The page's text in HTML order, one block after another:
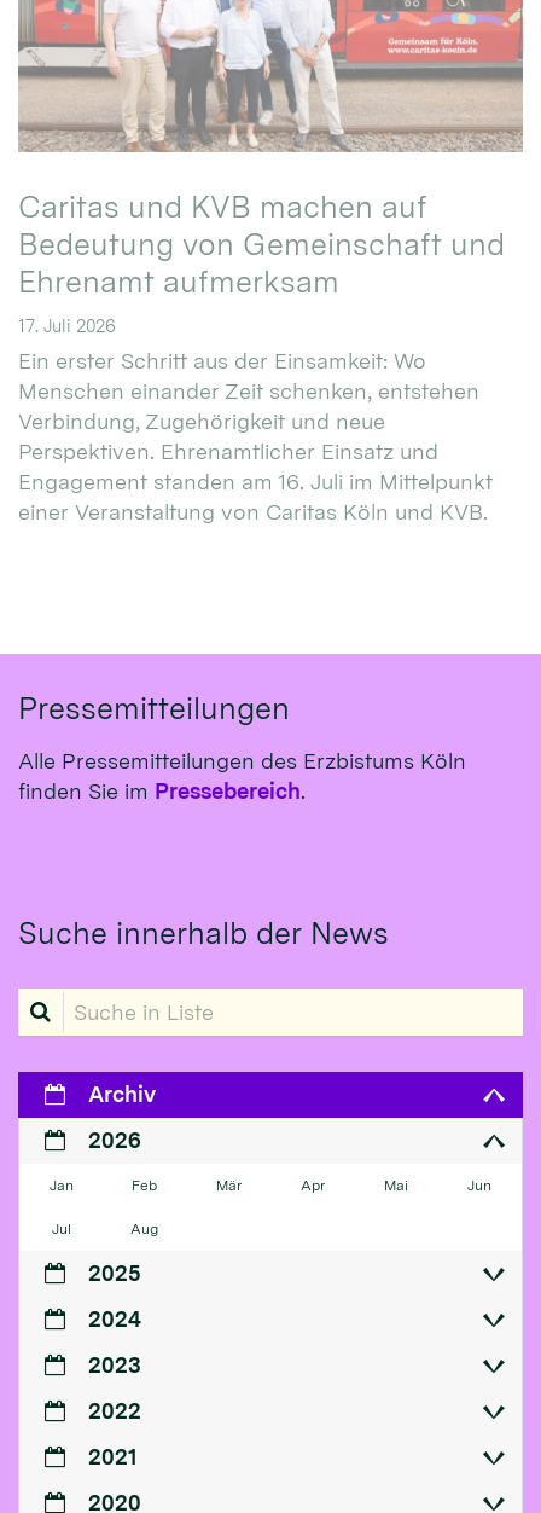
Caritas und KVB machen auf
Bedeutung von Gemeinschaft und
Ehrenamt aufmerksam
17. Juli 2026
Ein erster Schritt aus der Einsamkeit: Wo
Menschen einander Zeit schenken, entstehen
Verbindung, Zugehörigkeit und neue
Perspektiven. Ehrenamtlicher Einsatz und
Engagement standen am 16. Juli im Mittelpunkt
einer Veranstaltung von Caritas Köln und KVB.
Pressemitteilungen
Alle Pressemitteilungen des Erzbistums Köln
finden Sie im Pressebereich.
Suche innerhalb der News
Suche in Liste
Archiv
2026
Jan Feb Mär Apr Mai Jun
Jul Aug
2025
2024
2023
2022
2021
2020